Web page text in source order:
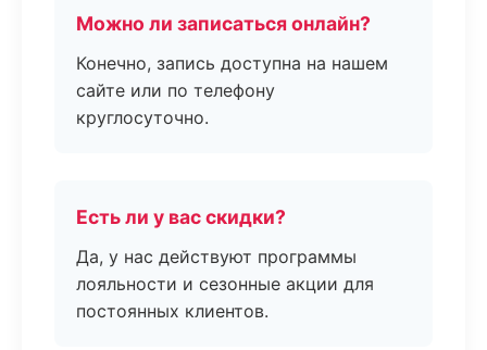
Можно ли записаться онлайн?
Конечно, запись доступна на нашем
сайте или по телефону
круглосуточно.
Есть ли у вас скидки?
Да, у нас действуют программы
лояльности и сезонные акции для
постоянных клиентов.